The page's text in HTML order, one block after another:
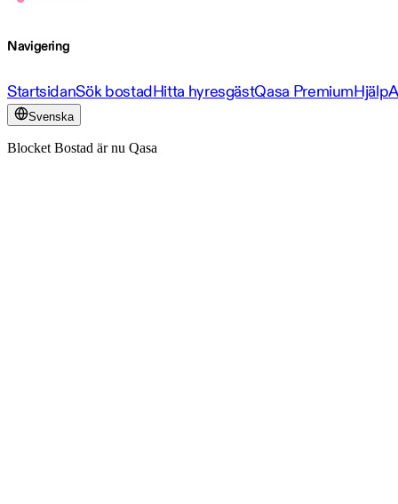
Navigering
StartsidanSök bostadHitta hyresgästQasa PremiumHjälp
Svenska
Blocket Bostad är nu Qasa